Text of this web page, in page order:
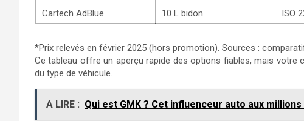
Cartech AdBlue
10 L bidon ISO
*Prix relevés en février 2025 (hors promotion). Sources :
Ce tableau offre un aperçu rapide des options fiables, mais votre
du type de véhicule.
A LIRE : Qui est GMK ? Cet influenceur auto aux